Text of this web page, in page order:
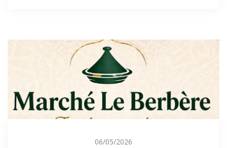
06/05/2026